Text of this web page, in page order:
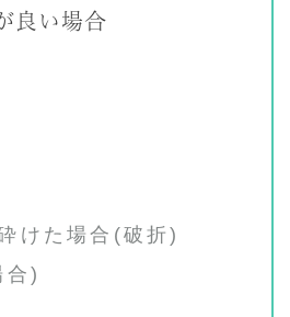
良い場合
けた場合(破折)
合)